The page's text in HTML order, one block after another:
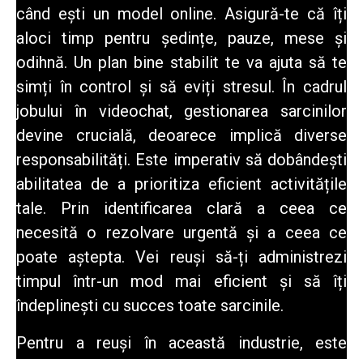
când ești un model online. Asigură-te că îți
aloci timp pentru ședințe, pauze, mese și
odihnă. Un plan bine stabilit te va ajuta să te
simți în control și să eviți stresul. În cadrul
jobului în videochat, gestionarea sarcinilor
devine crucială, deoarece implică diverse
responsabilități. Este imperativ să dobândești
abilitatea de a prioritiza eficient activitățile
tale. Prin identificarea clară a ceea ce
necesită o rezolvare urgentă și a ceea ce
poate aștepta. Vei reuși să-ți administrezi
timpul într-un mod mai eficient și să îți
îndeplinești cu succes toate sarcinile.
Pentru a reuși în această industrie, este